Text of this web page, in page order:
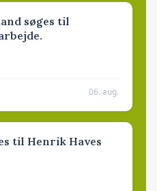
søges til
06. aug.
til Henrik Haves